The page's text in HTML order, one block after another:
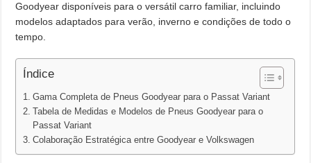
Goodyear disponíveis para o versátil carro familiar, incluindo
modelos adaptados para verão, inverno e condições de todo o
tempo.
Índice
Gama Completa de Pneus Goodyear para o Passat Variant
Tabela de Medidas e Modelos de Pneus Goodyear para o
Passat Variant
Colaboração Estratégica entre Goodyear e Volkswagen